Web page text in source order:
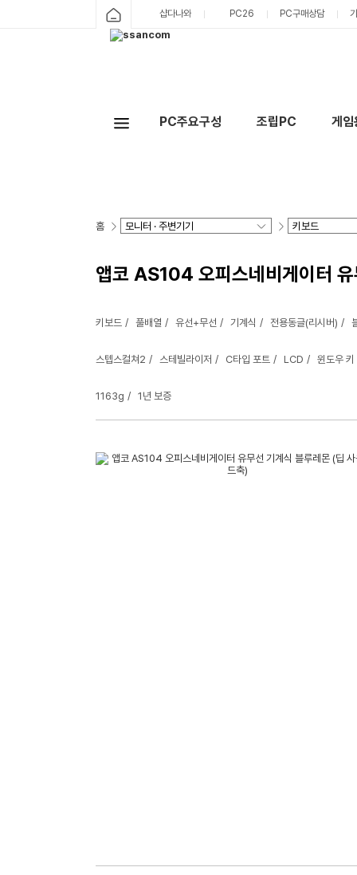
샵다나와 PC26 PC구매상담
PC주요구성 조립PC 게
홈
앱코 AS104 오피스네비게이터
키보드 풀배열 유선+무선 기계식 전용동글(리시버)
스텝스컬쳐2 스테빌라이저 C타입 포트 LCD 윈도우 키
1163g 1년 보증